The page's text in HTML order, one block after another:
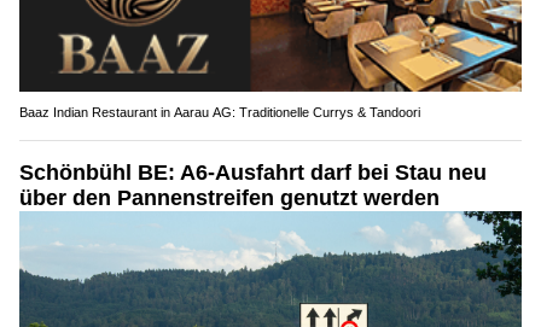
Baaz Indian Restaurant in Aarau AG: Traditionelle Currys & Tandoori
Schönbühl BE: A6-Ausfahrt darf bei Stau neu
über den Pannenstreifen genutzt werden